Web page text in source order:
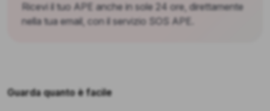
Ricevi il tuo APE anche in sole 24 ore, direttamente
nella tua email, con il servizio SOS APE.
Guarda quanto è facile